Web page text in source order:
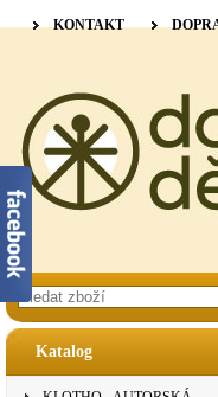
Katalog
KONTAKT